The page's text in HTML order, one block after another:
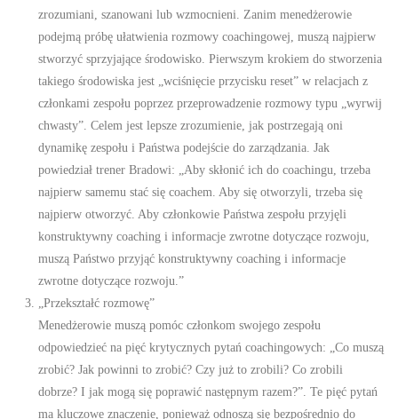
zrozumiani, szanowani lub wzmocnieni. Zanim menedżerowie
podejmą próbę ułatwienia rozmowy coachingowej, muszą najpierw
stworzyć sprzyjające środowisko. Pierwszym krokiem do stworzenia
takiego środowiska jest „wciśnięcie przycisku reset” w relacjach z
członkami zespołu poprzez przeprowadzenie rozmowy typu „wyrwij
chwasty”. Celem jest lepsze zrozumienie, jak postrzegają oni
dynamikę zespołu i Państwa podejście do zarządzania. Jak
powiedział trener Bradowi: „Aby skłonić ich do coachingu, trzeba
najpierw samemu stać się coachem. Aby się otworzyli, trzeba się
najpierw otworzyć. Aby członkowie Państwa zespołu przyjęli
konstruktywny coaching i informacje zwrotne dotyczące rozwoju,
muszą Państwo przyjąć konstruktywny coaching i informacje
zwrotne dotyczące rozwoju.”
„Przekształć rozmowę”
Menedżerowie muszą pomóc członkom swojego zespołu
odpowiedzieć na pięć krytycznych pytań coachingowych: „Co muszą
zrobić? Jak powinni to zrobić? Czy już to zrobili? Co zrobili
dobrze? I jak mogą się poprawić następnym razem?”. Te pięć pytań
ma kluczowe znaczenie, ponieważ odnoszą się bezpośrednio do